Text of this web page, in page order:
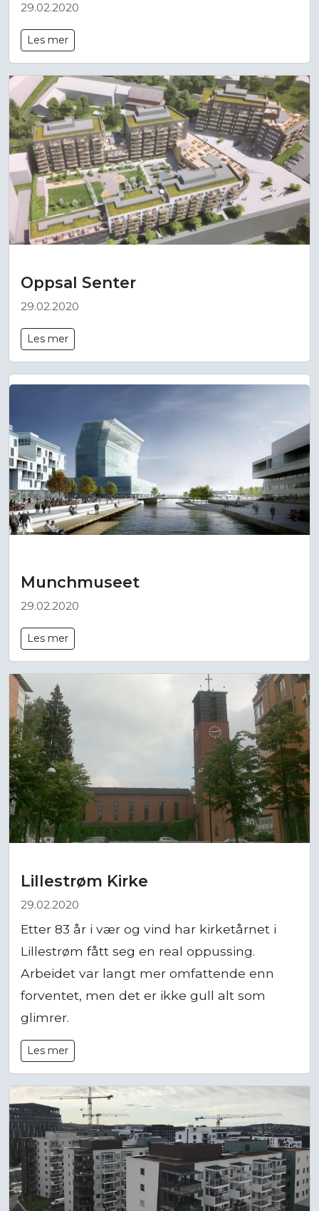
29.02.2020
Les mer
Oppsal Senter
29.02.2020
Les mer
Munchmuseet
29.02.2020
Les mer
Lillestrøm Kirke
29.02.2020
Etter 83 år i vær og vind har kirketårnet i
Lillestrøm fått seg en real oppussing.
Arbeidet var langt mer omfattende enn
forventet, men det er ikke gull alt som
glimrer.
Les mer